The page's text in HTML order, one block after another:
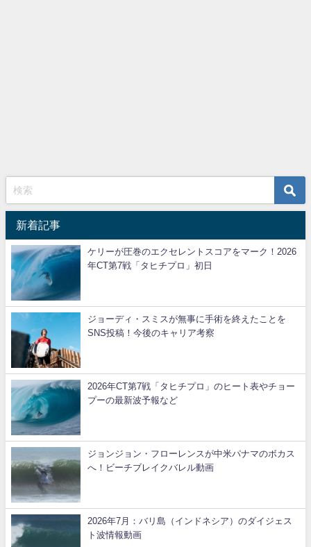
新着記事
ケリーが圧巻のエクセレントスコアをマーク！2026
年CT第7戦「タヒチプロ」初日
ジョーディ・スミスが無事に手術を終えたことを
SNS投稿！今後のキャリア考察
2026年CT第7戦「タヒチプロ」のヒート表やチョー
プーの最新波予報など
ジョンジョン・フローレンスが中米パナマのボカス
へ！ビーチブレイクバレル動画
2026年7月：バリ島（インドネシア）のダイジェス
ト波情報動画